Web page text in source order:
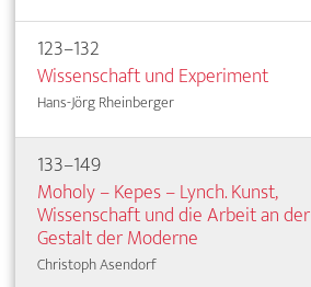
123–132
Wissenschaft und Experiment
Hans-Jörg Rheinberger
133–149
Moholy – Kepes – Lynch. Kunst,
Wissenschaft und die Arbeit an der
Gestalt der Moderne
Christoph Asendorf